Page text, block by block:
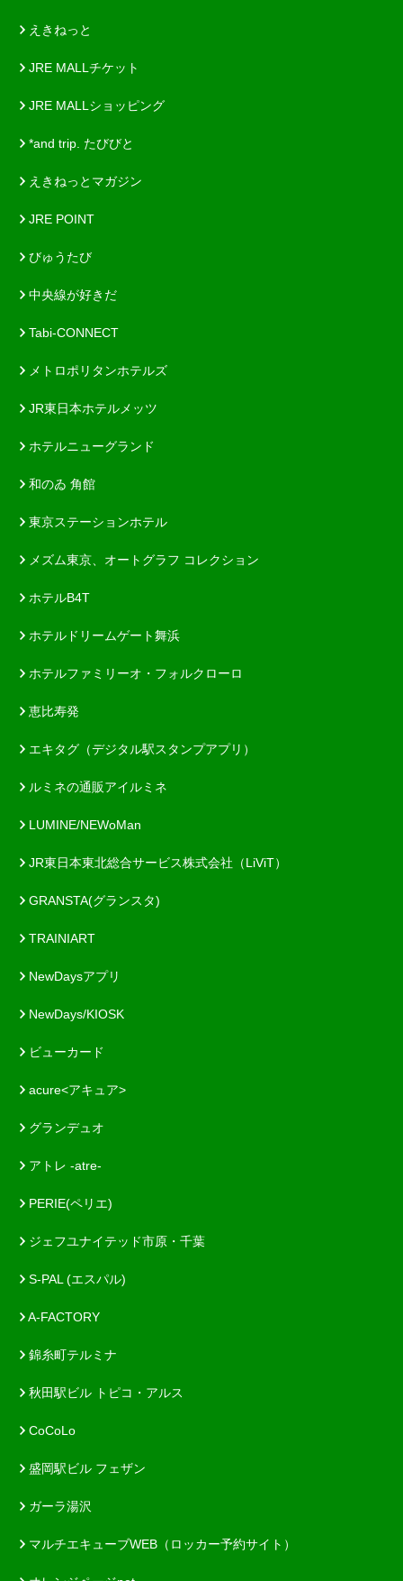
えきねっと
JRE MALLチケット
JRE MALLショッピング
*and trip. たびびと
えきねっとマガジン
JRE POINT
びゅうたび
中央線が好きだ
Tabi-CONNECT
メトロポリタンホテルズ
JR東日本ホテルメッツ
ホテルニューグランド
和のゐ 角館
東京ステーションホテル
メズム東京、オートグラフ コレクション
ホテルB4T
ホテルドリームゲート舞浜
ホテルファミリーオ・フォルクローロ
恵比寿発
エキタグ（デジタル駅スタンプアプリ）
ルミネの通販アイルミネ
LUMINE/NEWoMan
JR東日本東北総合サービス株式会社（LiViT）
GRANSTA(グランスタ)
TRAINIART
NewDaysアプリ
NewDays/KIOSK
ビューカード
acure<アキュア>
グランデュオ
アトレ -atre-
PERIE(ペリエ)
ジェフユナイテッド市原・千葉
S-PAL (エスパル)
A-FACTORY
錦糸町テルミナ
秋田駅ビル トピコ・アルス
CoCoLo
盛岡駅ビル フェザン
ガーラ湯沢
マルチエキューブWEB（ロッカー予約サイト）